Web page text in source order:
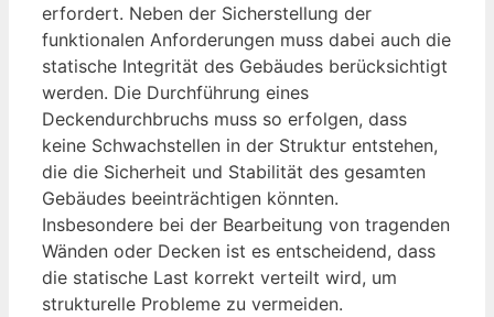
erfordert. Neben der Sicherstellung der
funktionalen Anforderungen muss dabei auch die
statische Integrität des Gebäudes berücksichtigt
werden. Die Durchführung eines
Deckendurchbruchs muss so erfolgen, dass
keine Schwachstellen in der Struktur entstehen,
die die Sicherheit und Stabilität des gesamten
Gebäudes beeinträchtigen könnten.
Insbesondere bei der Bearbeitung von tragenden
Wänden oder Decken ist es entscheidend, dass
die statische Last korrekt verteilt wird, um
strukturelle Probleme zu vermeiden.